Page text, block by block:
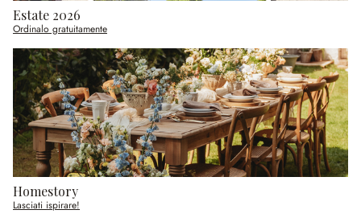
Estate 2026
Ordinalo gratuitamente
Homestory
Lasciati ispirare!